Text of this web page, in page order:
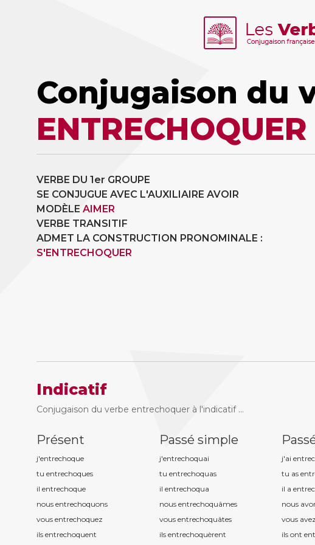
Conjugaison du
ENTRECHOQUER
VERBE DU 1er GROUPE
SE CONJUGUE AVEC L'AUXILIAIRE AVOIR
MODÈLE AIMER
VERBE TRANSITIF
ADMET LA CONSTRUCTION PRONOMINALE :
S'ENTRECHOQUER
Indicatif
Conjugaison du verbe entrechoquer à l'indicatif ...
Présent
j'entrechoque
tu entrechoques
il entrechoque
nous entrechoquons
vous entrechoquez
ils entrechoquent
Passé simple
j'entrechoquai
tu entrechoquas
il entrechoqua
nous entrechoquâmes
vous entrechoquâtes
ils entrechoquèrent
j'ai
tu as
il a
nous
vous
ils ont